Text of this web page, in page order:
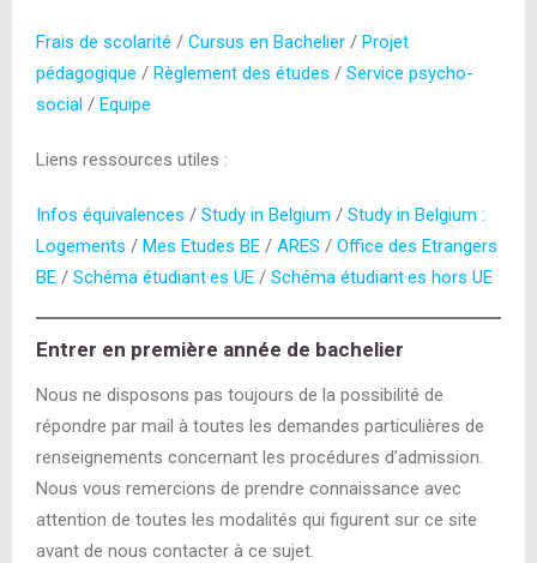
Frais de scolarité / Cursus en Bachelier / Projet
pédagogique / Règlement des études / Service psycho-
social / Equipe
Liens ressources utiles :
Infos équivalences / Study in Belgium / Study in Belgium :
Logements / Mes Etudes BE / ARES / Office des Etrangers
BE / Schéma étudiant·es UE / Schéma étudiant·es hors UE
Entrer en première année de bachelier
Nous ne disposons pas toujours de la possibilité de
répondre par mail à toutes les demandes particulières de
renseignements concernant les procédures d’admission.
Nous vous remercions de prendre connaissance avec
attention de toutes les modalités qui figurent sur ce site
avant de nous contacter à ce sujet.